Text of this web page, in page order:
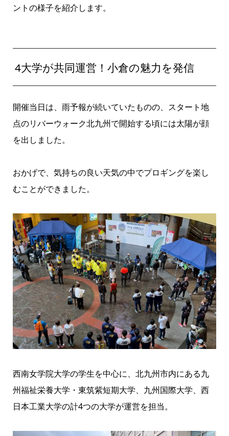
ントの様子を紹介します。
4大学が共同運営！小倉の魅力を発信
開催当日は、雨予報が続いていたものの、スタート地
点のリバーウォーク北九州で開始する頃には太陽が顔
を出しました。
おかげで、気持ちの良い天気の中でプロギングを楽し
むことができました。
西南女学院大学の学生を中心に、北九州市内にある九
州福祉栄養大学・東筑紫短期大学、九州国際大学、西
日本工業大学の計4つの大学が運営を担当。